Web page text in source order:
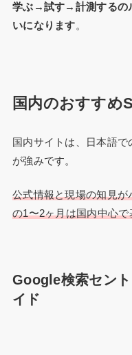
学ぶ→試す→計測するの
いになります。
国内のおすすめ
国内サイトは、日本語
が強みです。
公式情報と現場の知見
の1〜2ヶ月は国内中心
Google検索セン
イド